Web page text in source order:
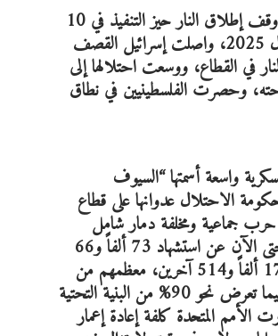
رغم دخول اتفاق وقف إطلاق النار حيز التنفيذ في 10
أكتوبر/تشرين الأول 2025، واصلت إسرائيل القصف
في القطاع، ووسعت احتلالها إلى
وحصرت الفلسطينيين في نطاق
واسعة أسمتها “السيوف
الاحتلال عدوانها على قطاع
جماعية ومخلفة دمار شامل
وأسفرت الحرب حتى الآن عن استشهاد 73 ألفاً و66
فلسطينياً وإصابة 173 ألفاً و514 آخرين، معظمهم من
الأطفال والنساء، فيما تعرض نحو 90% من البنية التحتية
الأمم المتحدة كلفة إعادة إعمار